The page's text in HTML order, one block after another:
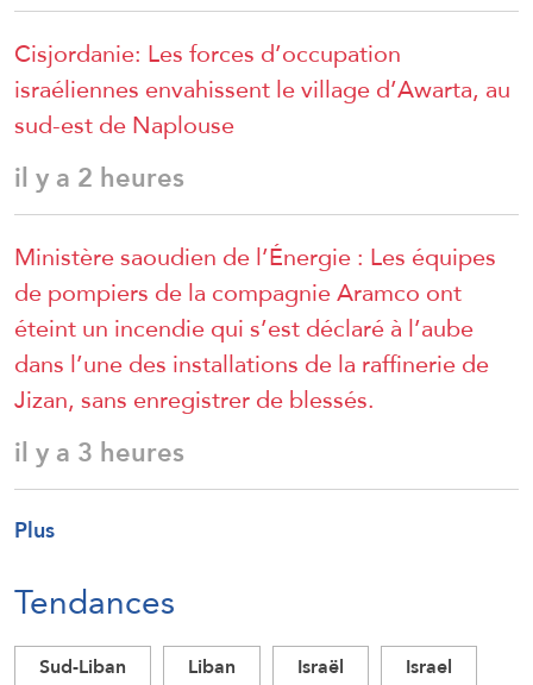
Cisjordanie: Les forces d’occupation
israéliennes envahissent le village d’Awarta, au
sud-est de Naplouse
il y a 2 heures
Ministère saoudien de l’Énergie : Les équipes
de pompiers de la compagnie Aramco ont
éteint un incendie qui s’est déclaré à l’aube
dans l’une des installations de la raffinerie de
Jizan, sans enregistrer de blessés.
il y a 3 heures
Plus
Tendances
Sud-Liban Liban Israël
Israel